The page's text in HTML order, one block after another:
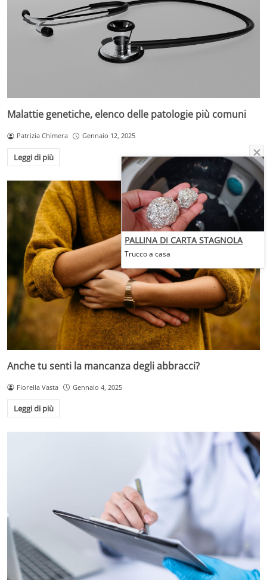
Malattie genetiche, elenco delle patologie più comuni
Patrizia Chimera Gennaio 12, 2025
Leggi di più
Anche tu senti la mancanza degli abbracci?
Fiorella Vasta Gennaio 4, 2025
Leggi di più
PALLINA DI CARTA STAGNOLA
Trucco a casa